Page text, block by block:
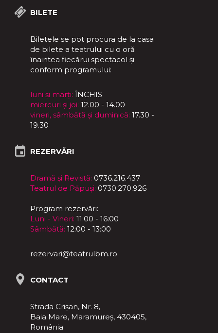
BILETE
Biletele se pot procura de la casa
de bilete a teatrului cu o oră
înaintea fiecărui spectacol și
conform programului:
luni și marți: ÎNCHIS
miercuri și joi: 12.00 - 14.00
vineri, sâmbătă și duminică: 17.30 -
19.30
REZERVĂRI
Dramă și Revistă: 0736.216.437
Teatrul de Păpuși: 0730.270.926
Program rezervări:
Luni - Vineri: 11:00 - 16:00
Sâmbătă: 12:00 - 13:00
rezervari@teatrulbm.ro
CONTACT
Strada Crișan, Nr. 8,
Baia Mare, Maramureş, 430405,
România